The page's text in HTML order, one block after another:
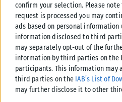
confirm your selection. Please
request is processed you may
ads based on personal
information disclosed to third
may separately opt-out of the
information by third parties on the
participants. This information may
third parties on the IAB’s List of
may further disclose it to other
ΘΕΣΣΑΛΟΝΊΚΗ